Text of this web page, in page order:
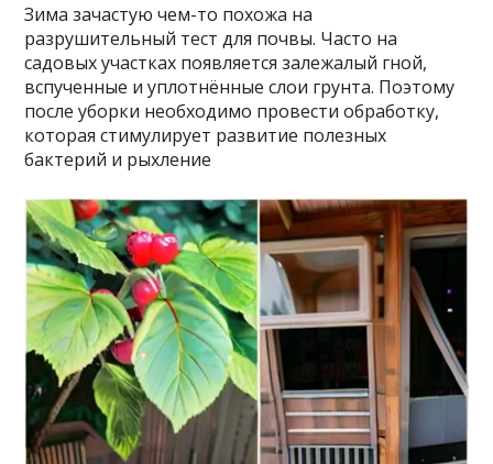
Зима зачастую чем-то похожа на
разрушительный тест для почвы. Часто на
садовых участках появляется залежалый гной,
вспученные и уплотнённые слои грунта. Поэтому
после уборки необходимо провести обработку,
которая стимулирует развитие полезных
бактерий и рыхление